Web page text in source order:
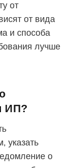
от
от вида
и способа
лучше
ИП?
указать
о